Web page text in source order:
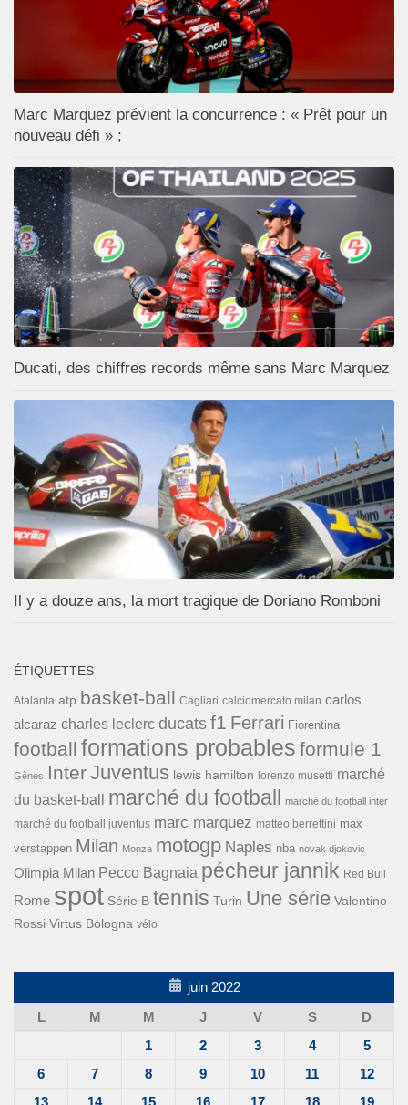
Marc Marquez prévient la concurrence : « Prêt pour un
nouveau défi » ;
Ducati, des chiffres records même sans Marc Marquez
Il y a douze ans, la mort tragique de Doriano Romboni
ÉTIQUETTES
Atalanta atp basket-ball Cagliari calciomercato milan carlos
alcaraz charles leclerc ducats f1 Ferrari Fiorentina
football formations probables formule 1
Gênes InterJuventus lewis hamilton lorenzo musetti marché
du basket-ball
marché du football marché du football inter
marché du football juventus marc marquez matteo berrettini max
verstappen Milan Monza motogp Naples nba novak djokovic
Olimpia Milan Pecco Bagnaia pécheur jannik Red Bull
Rome spot Série B tennis Turin Une série Valentino
Rossi Virtus Bologna vélo
juin 2022
L
M M J V S
D
1
2 3 4
5
6
7 8 9 10 11
12
13
14 15 16 17 18 19